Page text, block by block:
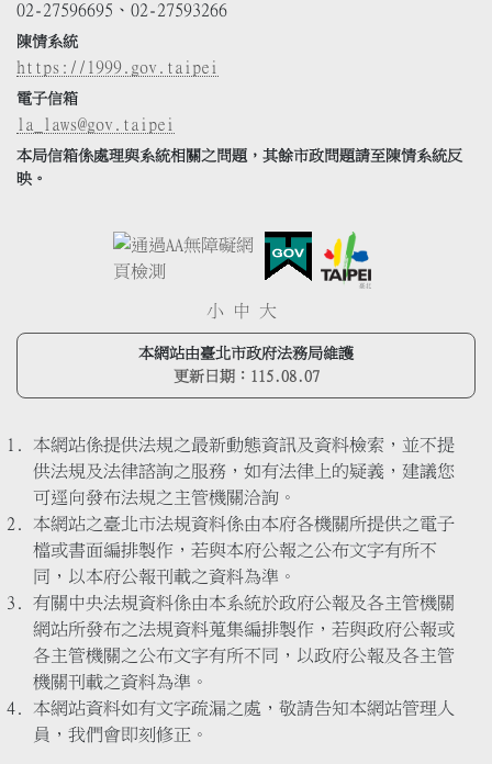
02-27596695、02-27593266
陳情系統
https://1999.gov.taipei
電子信箱
la_laws@gov.taipei
本局信箱係處理與系統相關之問題，其餘市政問題請至陳情系統反
映。
小 中 大
本網站由臺北市政府法務局維護
更新日期： 115.08.07
本網站係提供法規之最新動態資訊及資料檢索，並不提
供法規及法律諮詢之服務，如有法律上的疑義，建議您
可逕向發布法規之主管機關洽詢。
本網站之臺北市法規資料係由本府各機關所提供之電子
檔或書面編排製作，若與本府公報之公布文字有所不
同，以本府公報刊載之資料為準。
有關中央法規資料係由本系統於政府公報及各主管機關
網站所發布之法規資料蒐集編排製作，若與政府公報或
各主管機關之公布文字有所不同，以政府公報及各主管
機關刊載之資料為準。
本網站資料如有文字疏漏之處，敬請告知本網站管理人
員，我們會即刻修正。